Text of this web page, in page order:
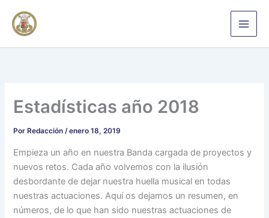
contenido
Estadísticas año 2018
Por Redacción/enero 18, 2019
Empieza un año en nuestra Banda cargada de proyectos y
nuevos retos. Cada año volvemos con la ilusión
desbordante de dejar nuestra huella musical en todas
nuestras actuaciones. Aquí os dejamos un resumen, en
números, de lo que han sido nuestras actuaciones de